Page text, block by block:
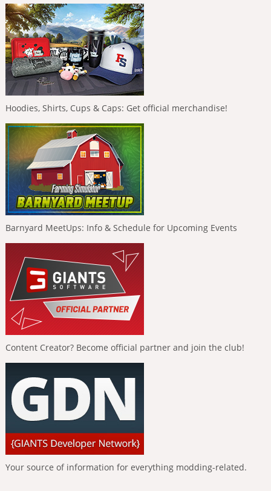
Hoodies, Shirts, Cups & Caps: Get official merchandise!
Barnyard MeetUps: Info & Schedule for Upcoming Events
Content Creator? Become official partner and join the club!
Your source of information for everything modding-related.